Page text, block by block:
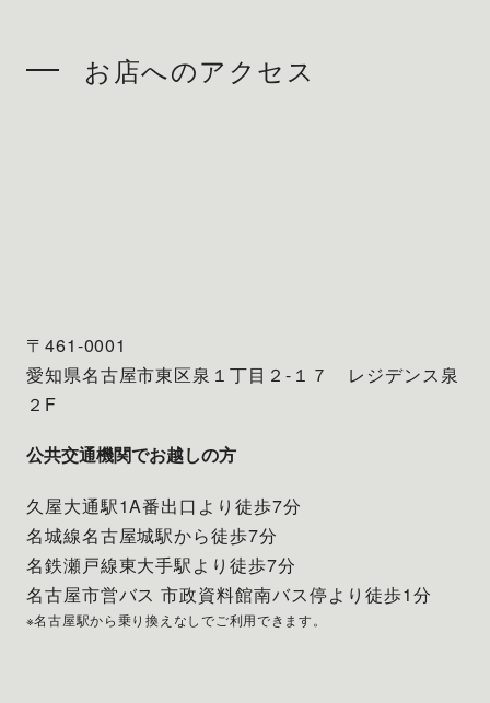
お店へのアクセス
〒461-0001
愛知県名古屋市東区泉１丁目２-１７ レジデンス泉
２F
公共交通機関でお越しの方
久屋大通駅1A番出口より徒歩7分
名城線名古屋城駅から徒歩7分
名鉄瀬戸線東大手駅より徒歩7分
名古屋市営バス 市政資料館南バス停より徒歩1分
※名古屋駅から乗り換えなしでご利用できます。